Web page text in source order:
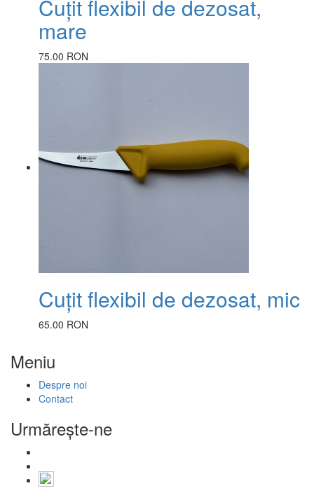
Cuțit flexibil de dezosat,
mare
75.00 RON
Cuțit flexibil de dezosat, mic
65.00 RON
Meniu
Despre noi
Contact
Urmăreşte-ne